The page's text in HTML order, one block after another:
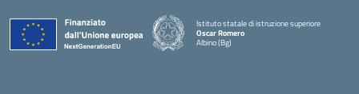
Istituto statale di istruzione superiore
Oscar Romero
Albino (Bg)